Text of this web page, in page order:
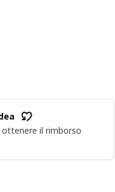
ottenere il rimborso